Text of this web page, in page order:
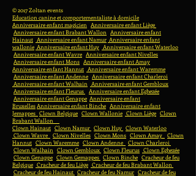
© 2017 Zoltan events
Education canine et comportementaliste à domicile
Anniversaire enfant magicien Anniversaire enfant Liège
Anniversaire enfant Brabant Wallon Anniversaire enfant
Hainaut Anniversaire enfant Namur Anniversaire enfant
wallonie Anniversaire enfant Huy Anniversaire enfant Waterloo
Anniversaire enfant Wavre Anniversaire enfant Nivelles
Anniversaire enfant Mons Anniversaire enfant Amay
Anniversaire enfant Hannut Anniversaire enfant Waremme
Anniversaire enfant Andenne Anniversaire enfant Charleroi
Anniversaire enfant Walhain Anniversaire enfant Gembloux
Anniversaire enfant Fleurus
Anniversaire enfant Eghezée
Anniversaire enfant Genappe Anniversaire enfant
BruxellesAnniversaire enfant Binche Anniversaire enfant
Jemappes Clown Belgique Clown Wallonie Clown Liège Clown
Brabant Wallon
Clown Hainaut Clown Namur Clown Huy Clown Waterloo
Clown Wavre
Clown Nivelles Clown Mons Clown Amay
Clown
Hannut Clown Waremme Clown Andenne
Clown Charleroi
Clown Walhain Clown Gembloux Clown Fleurus Clown Eghezée
Clown Genappe Clown Gemappes Clown Binche Cracheur de feu
Belgique Cracheur de feu Liège Cracheur de feu Brabant Wallon
Cracheur de feu Hainaut Cracheur de feu Namur Cracheur de feu